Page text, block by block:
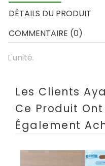
DÉTAILS DU PRODUIT
COMMENTAIRE (0)
L'unité.
Les Clients
Ce Produit Ont
Également